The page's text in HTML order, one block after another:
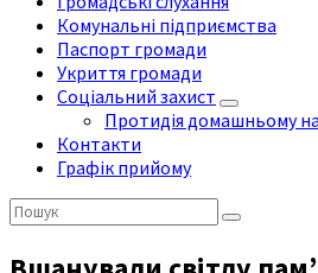
Комунальні підприємства
Паспорт громади
Укриття громади
Соціальний захист
Протидія домашньому
Контакти
Графік прийому
Пошук: